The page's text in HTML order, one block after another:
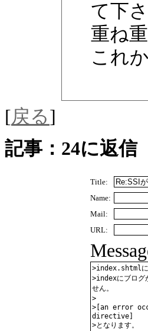
て下さ
重ね
これ
[戻る]
記事：24に返信
Title:
Name:
Mail:
URL: